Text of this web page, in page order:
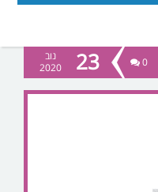
23
נוב
2020
0